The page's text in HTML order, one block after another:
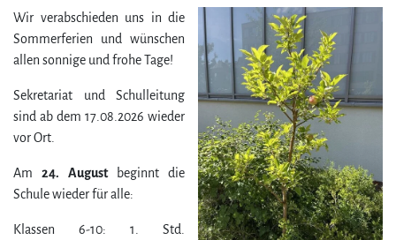
Wir verabschieden uns in die
Sommerferien und wünschen
allen sonnige und frohe Tage!
Sekretariat und Schulleitung
sind ab dem 17.08.2026 wieder
vor Ort.
Am24. Augustbeginnt die
Schule wieder für alle:
Klassen 6-10: 1. Std.